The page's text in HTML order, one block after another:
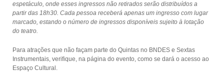
espetáculo, onde esses ingressos não retirados serão distribuídos a
partir das 18h30. Cada pessoa receberá apenas um ingresso com lugar
marcado, estando o número de ingressos disponíveis sujeito à lotação
do teatro.
Para atrações que não façam parte do Quintas no BNDES e Sextas
Instrumentais, verifique, na página do evento, como se dará o acesso ao
Espaço Cultural.